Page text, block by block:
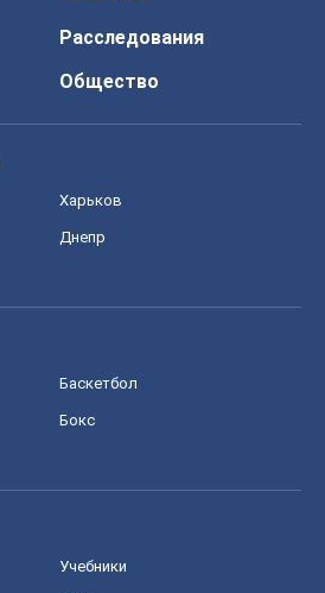
Расследования
Общество
Харьков
Днепр
Баскетбол
Бокс
Учебники